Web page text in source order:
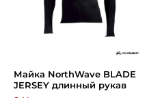
Майка NorthWave BLADE
JERSEY длинный рукав